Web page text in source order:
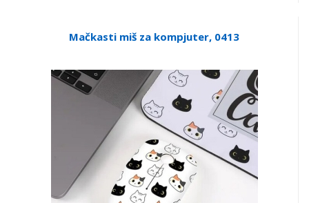
Mačkasti miš za kompjuter, 0413